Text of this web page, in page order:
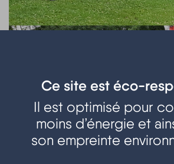
Ce site est éco-
Il est optimisé pour
moins d’énergie et
son empreinte